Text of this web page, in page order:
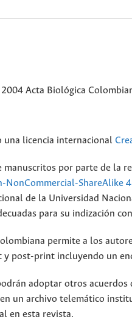
Acta Biológica
una licencia internacional
manuscritos por parte de la
ShareAlike
de la Universidad
para su indización
permite a los
y post-print incluyendo un
adoptar otros
un archivo telemático
en esta revista.